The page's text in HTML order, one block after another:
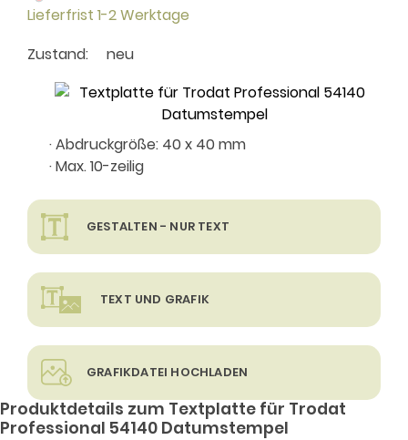
Lieferfrist 1-2 Werktage
Zustand:
neu
· Abdruckgröße: 40 x 40 mm
· Max. 10-zeilig
GESTALTEN - NUR TEXT
TEXT UND GRAFIK
GRAFIKDATEI HOCHLADEN
Produktdetails zum Textplatte für Trodat
Professional 54140 Datumstempel